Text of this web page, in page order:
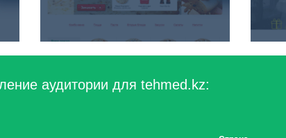
аудитории для tehmed.kz: